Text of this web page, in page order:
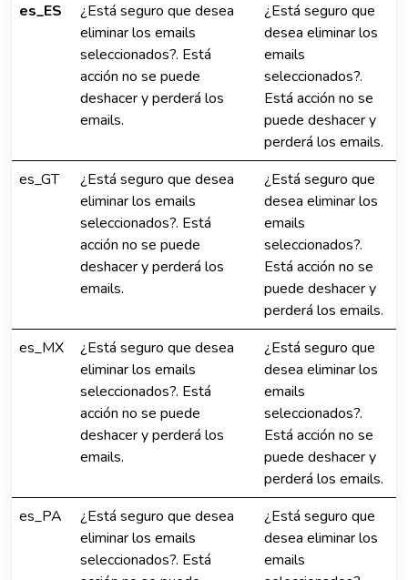
es_ES
¿Está seguro que desea
eliminar los emails
seleccionados?. Está
acción no se puede
deshacer y perderá los
emails.
¿Está seguro que
desea eliminar los
emails
seleccionados?.
Está acción no se
puede deshacer y
perderá los emails.
es_GT
¿Está seguro que desea
eliminar los emails
seleccionados?. Está
acción no se puede
deshacer y perderá los
emails.
¿Está seguro que
desea eliminar los
emails
seleccionados?.
Está acción no se
puede deshacer y
perderá los emails.
es_MX
¿Está seguro que desea
eliminar los emails
seleccionados?. Está
acción no se puede
deshacer y perderá los
emails.
¿Está seguro que
desea eliminar los
emails
seleccionados?.
Está acción no se
puede deshacer y
perderá los emails.
es_PA
¿Está seguro que desea
eliminar los emails
seleccionados?. Está
¿Está seguro que
desea eliminar los
emails